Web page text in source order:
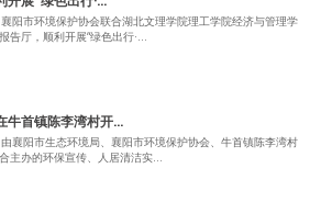
阳市环境保护协会联合湖北文理学院理工学院经济与管理学
告厅，顺利开展“绿色出行·...
牛首镇陈李湾村开...
襄阳市生态环境局、襄阳市环境保护协会、牛首镇陈李湾村
主办的环保宣传、人居清洁实...